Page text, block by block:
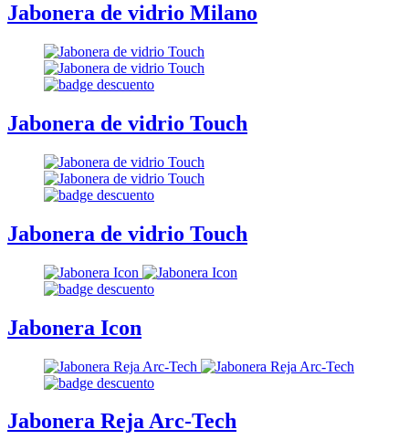
Jabonera de vidrio Milano
Jabonera de vidrio Touch
Jabonera de vidrio Touch
Jabonera Icon
Jabonera Reja Arc-Tech